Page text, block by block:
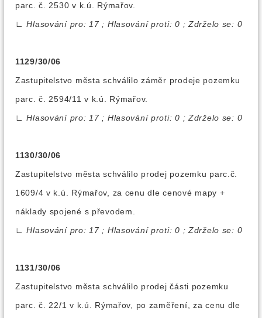
parc. č. 2530 v k.ú. Rýmařov.
∟
Hlasování pro: 17 ; Hlasování proti: 0 ; Zdrželo se: 0
1129/30/06
Zastupitelstvo města schválilo záměr prodeje pozemku
parc. č. 2594/11 v k.ú. Rýmařov.
∟
Hlasování pro: 17 ; Hlasování proti: 0 ; Zdrželo se: 0
1130/30/06
Zastupitelstvo města schválilo prodej pozemku parc.č.
1609/4 v k.ú. Rýmařov, za cenu dle cenové mapy +
náklady spojené s převodem.
∟
Hlasování pro: 17 ; Hlasování proti: 0 ; Zdrželo se: 0
1131/30/06
Zastupitelstvo města schválilo prodej části pozemku
parc. č. 22/1 v k.ú. Rýmařov, po zaměření, za cenu dle